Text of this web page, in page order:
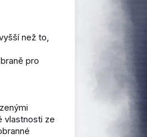
než to,
pro
vlastnosti ze